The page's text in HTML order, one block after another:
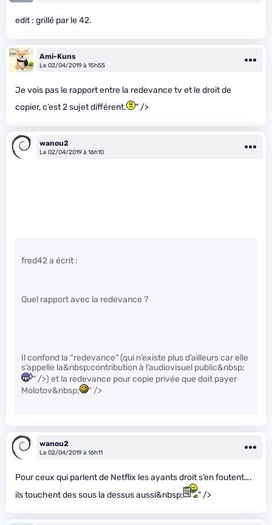
edit : grillé par le 42.
Ami-Kuns
Le 02/04/2019 à 15h55
Je vois pas le rapport entre la redevance tv et le droit de
copier, c’est 2 sujet différent.
" />
wanou2
Le 02/04/2019 à 16h10
fred42 a écrit :
Quel rapport avec la redevance ?
Il confond la “redevance” (qui n’existe plus d’ailleurs car elle
s’appelle la&nbsp;contribution à l’audiovisuel public&nbsp;
" />) et la redevance pour copie privée que doit payer
Molotov&nbsp;
" />
wanou2
Le 02/04/2019 à 16h11
Pour ceux qui parlent de Netflix les ayants droit s’en foutent….
ils touchent des sous la dessus aussi&nbsp;
" />